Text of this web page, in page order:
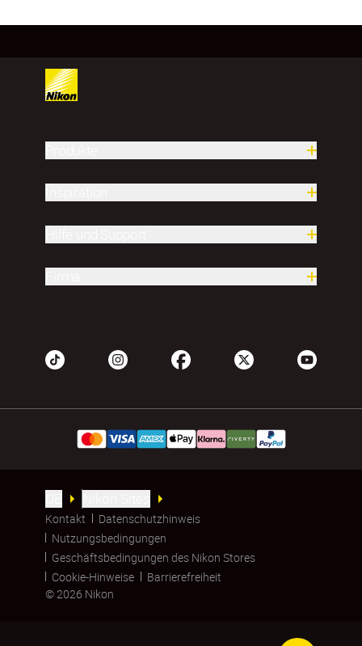
Kontakt
Datenschutzhinweis
Nutzungsbedingungen
Geschäftsbedingungen des Nikon Stores
Cookie-Hinweise
Barrierefreiheit
© 2026 Nikon